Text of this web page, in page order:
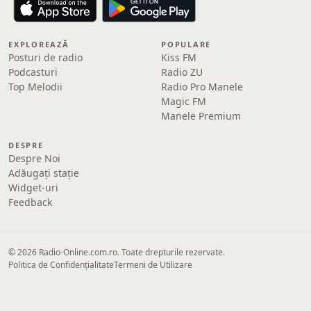
EXPLOREAZĂ
Posturi de radio
Podcasturi
Top Melodii
POPULARE
Kiss FM
Radio ZU
Radio Pro Manele
Magic FM
Manele Premium
DESPRE
Despre Noi
Adăugați stație
Widget-uri
Feedback
© 2026 Radio-Online.com.ro. Toate drepturile rezervate.
Politica de ConfidențialitateTermeni de Utilizare